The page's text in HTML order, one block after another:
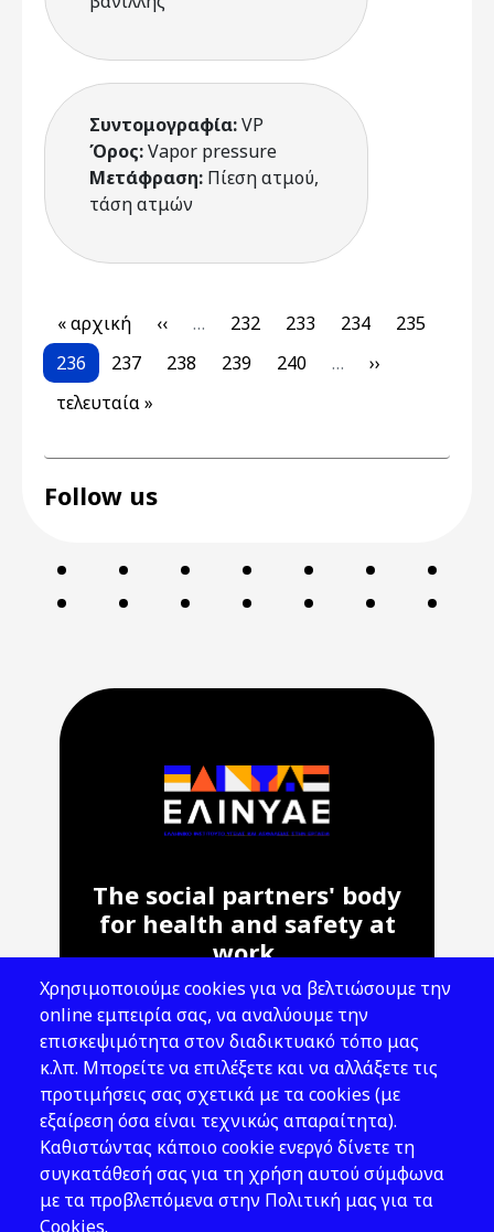
Συντομογραφία:VP
Όρος:Vapor pressure
Μετάφραση: Πίεση ατμού,
τάση ατμών
First page
« αρχική Previous page
‹‹ … Page
232 Page
233 Page
234 Page
235
Current page
236 Page
237 Page
238 Page
239 Page
240 … Next page
››
Last page
τελευταία »
Follow us
The social partners' body
for health and safety at
work.
Address: 143 Liosion & 6 Thirsiou, 104
45, Athens
T: 210 82 00 100
e: info@elinyae.gr
Follow Us
Χρησιμοποιούμε cookies για να βελτιώσουμε την
online εμπειρία σας, να αναλύουμε την
επισκεψιμότητα στον διαδικτυακό τόπο μας
κ.λπ. Μπορείτε να επιλέξετε και να αλλάξετε τις
προτιμήσεις σας σχετικά με τα cookies (με
εξαίρεση όσα είναι τεχνικώς απαραίτητα).
Καθιστώντας κάποιο cookie ενεργό δίνετε τη
συγκατάθεσή σας για τη χρήση αυτού σύμφωνα
με τα προβλεπόμενα στην Πολιτική μας για τα
Cookies.